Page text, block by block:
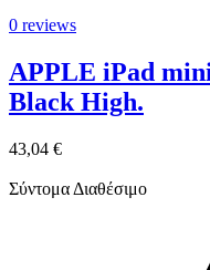
0 reviews
APPLE iPad
Black High.
43,04 €
Σύντομα Διαθέσιμο